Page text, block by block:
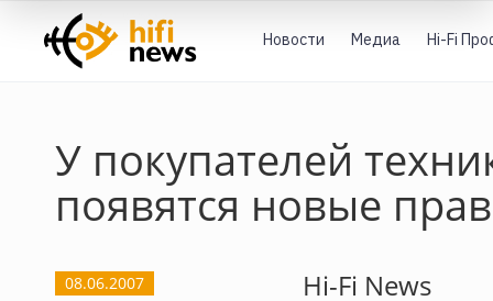
Новости Медиа Hi-Fi
У покупателей
появятся новые
08.06.2007 Hi-Fi News